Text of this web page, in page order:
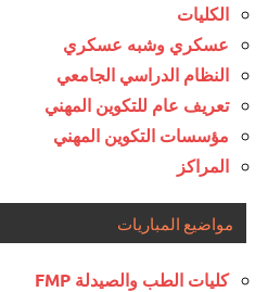
الكليات
عسكري وشبه عسكري
النظام الدراسي الجامعي
تعريف عام للتكوين المهني
مؤسسات التكوين المهني
المراكز
مواضيع المباريات
كليات الطب والصيدلة FMP